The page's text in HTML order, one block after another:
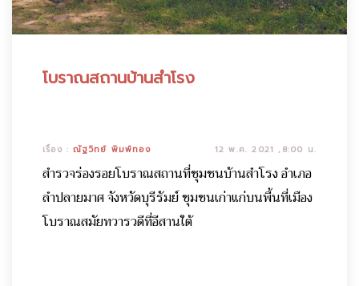
โบราณสถานบ้านสำโรง
เรื่อง :ณัฐวิทย์ พิมพ์ทอง 12 พ.ค. 2021 ,8:00 น.
สำรวจร่องรอยโบราณสถานที่ชุมชนบ้านสำโรง อำเภอ
ลำปลายมาศ จังหวัดบุรีรัมย์ ชุมชนเก่าแก่บนพื้นที่เมือง
โบราณสมัยทวารวดีที่อีสานใต้